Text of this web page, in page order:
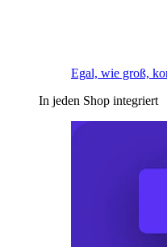
Egal, wie groß,
In jeden Shop integriert